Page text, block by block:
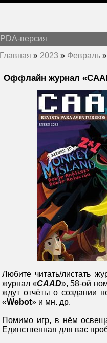
PDA-версия
Главная » 2023 » Февраль »
Оффлайн журнал
Любите читать/листать
журнал «CAAD», 58-ой
ждут отчёты о создании
«Webot» и мн. др.
Помимо игр, в нём
Единственная для вас